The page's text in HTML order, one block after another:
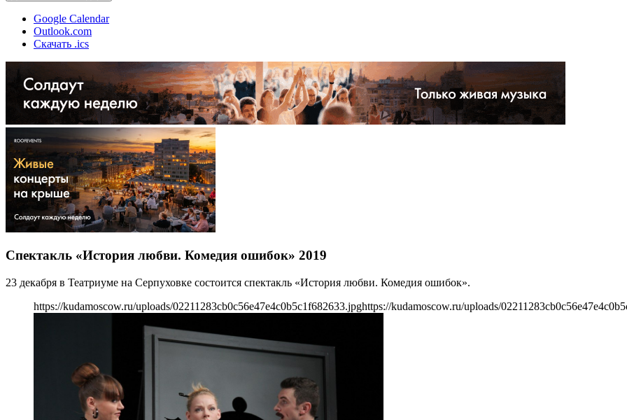
Google Calendar
Outlook.com
Скачать .ics
Спектакль «История любви. Комедия ошибок» 2019
23 декабря в Театриуме на Серпуховке состоится спектакль «История любви. Комедия ошибок».
https://kudamoscow.ru/uploads/02211283cb0c56e47e4c0b5c1f682633.jpghttps://kudamoscow.ru/uploads/